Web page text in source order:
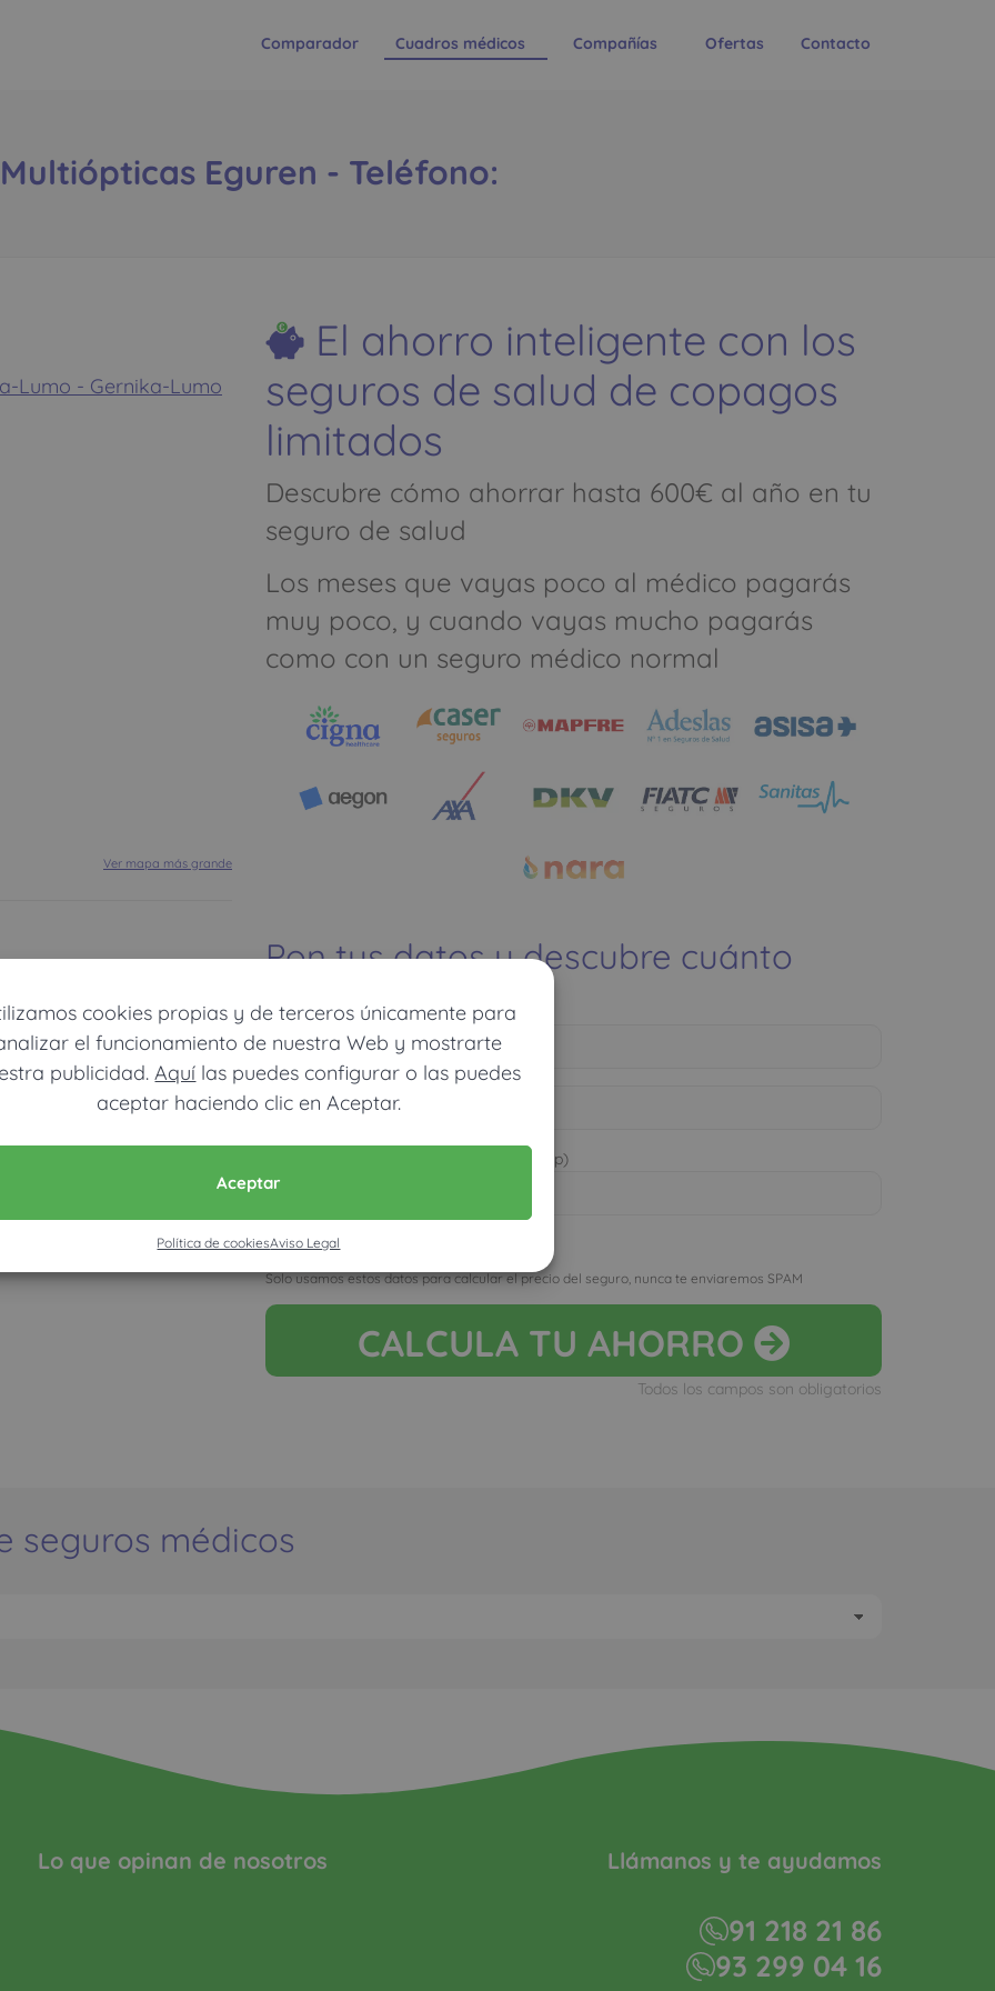
cookies propias y de terceros únicamente para
el funcionamiento de nuestra Web y mostrarte
publicidad.Aquí las puedes configurar o las puedes
aceptar haciendo clic en Aceptar.
Aceptar
Política de cookiesAviso Legal
Comparador Cuadros médicos Compañías Ofertas Contacto
Multiópticas Eguren - Teléfono:
Lumo - Gernika-Lumo
Ver mapa más grande
El ahorro inteligente con los
seguros de salud de copagos
limitados
Descubre cómo ahorrar hasta 600€ al año en tu
seguro de salud
Los meses que vayas poco al médico pagarás
muy poco, y cuando vayas mucho pagarás
como con un seguro médico normal
Pon tus datos y descubre cuánto
dinero ahorrarías
Móvil (Enviamos resultados vía WhatsApp)
Acepto la nota legal y RGPD
Solo usamos estos datos para calcular el precio del seguro, nunca te enviaremos SPAM
CALCULA TU AHORRO
Todos los campos son obligatorios
seguros médicos
Lo que opinan de nosotros Llámanos y te ayudamos
91 218 21 86
93 299 04 16